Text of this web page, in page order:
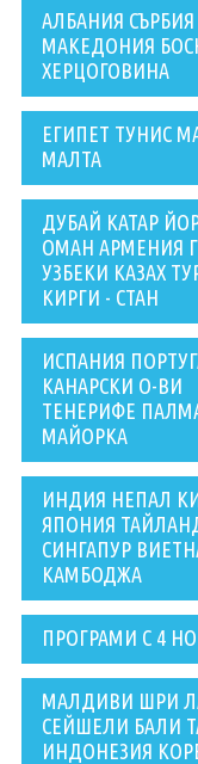
АЛБАНИЯ СЪРБИЯ
МАКЕДОНИЯ
ХЕРЦОГОВИНА
ЕГИПЕТ ТУНИС
МАЛТА
ДУБАЙ КАТАР
ОМАН АРМЕНИЯ
УЗБЕКИ КАЗАХ
КИРГИ - СТАН
ИСПАНИЯ
КАНАРСКИ О-ВИ
ТЕНЕРИФЕ
МАЙОРКА
ИНДИЯ НЕПАЛ
ЯПОНИЯ
СИНГАПУР
КАМБОДЖА
ПРОГРАМИ С 4
МАЛДИВИ ШРИ
СЕЙШЕЛИ БАЛИ
ИНДОНЕЗИЯ